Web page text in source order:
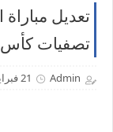
تعديل
تصفيات كأس
Admin 21 فبراير 2022